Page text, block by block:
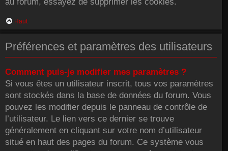
Haut
Préférences et paramètres des utilisateurs
Comment puis-je modifier mes paramètres ?
Si vous êtes un utilisateur inscrit, tous vos paramètres
sont stockés dans la base de données du forum. Vous
pouvez les modifier depuis le panneau de contrôle de
l’utilisateur. Le lien vers ce dernier se trouve
généralement en cliquant sur votre nom d’utilisateur
situé en haut des pages du forum. Ce système vous